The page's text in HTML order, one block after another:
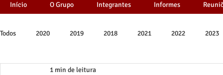
Início O Grupo Integrantes Informes
Todos 2020 2019 2018 2021 2022 2023
1 min de leitura